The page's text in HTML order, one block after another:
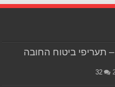
מינואר 2019 – תעריפי ביטוח החובה
32